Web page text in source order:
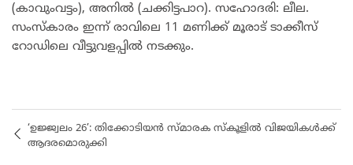
(കാവുംവട്ടം), അനിൽ (ചക്കിട്ടപാറ). സഹോദരി: ലീല.
സംസ്കാരം ഇന്ന് രാവിലെ 11 മണിക്ക് മൂരാട് ടാക്കീസ്
റോഡിലെ വീട്ടുവളപ്പിൽ നടക്കും.
‘ഉജ്ജ്വലം 26’: തിക്കോടിയൻ സ്മാരക സ്കൂളിൽ വിജയികൾക്ക്
ആദരമൊരുക്കി